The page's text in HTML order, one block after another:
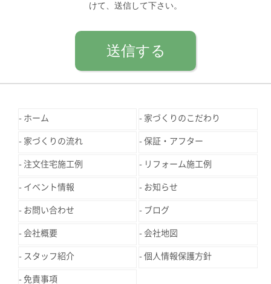
けて、送信して下さい。
ホーム 家づくりのこだわり
家づくりの流れ 保証・アフター
注文住宅施工例 リフォーム施工例
イベント情報 お知らせ
お問い合わせ ブログ
会社概要 会社地図
スタッフ紹介 個人情報保護方針
免責事項